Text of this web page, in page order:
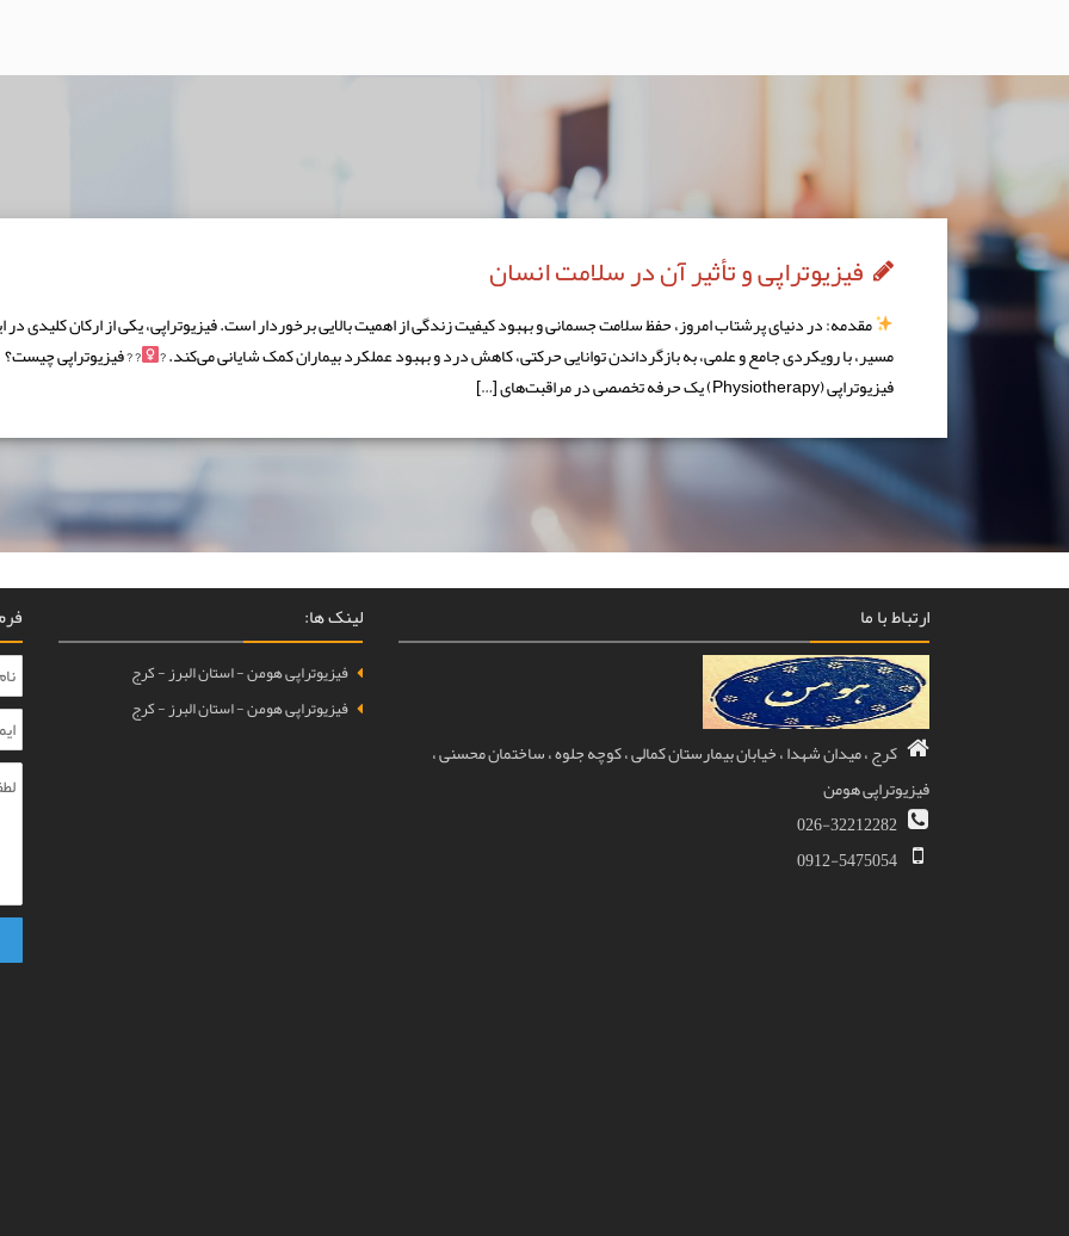
فیزیوتراپی و تأثیر آن در سلامت انسان
مقدمه: در دنیای پرشتاب امروز، حفظ سلامت جسمانی و بهبود کیفیت زندگی از اهمیت بالایی برخوردار است. فیزیوتراپی، یکی از ارکان کلیدی در
مسیر، با رویکردی جامع و علمی، به بازگرداندن توانایی حرکتی، کاهش درد و بهبود عملکرد بیماران کمک شایانی می‌کند. ?‍ ? ? فیزیوتراپی چیست؟
فیزیوتراپی (Physiotherapy) یک حرفه تخصصی در مراقبت‌های […]
ارتباط با ما
کرج ، میدان شهدا ، خیابان بیمارستان کمالی ، کوچه جلوه ، ساختمان محسنی ،
فیزیوتراپی هومن
026-32212282
0912-5475054
لینک ها:
فیزیوتراپی هومن - استان البرز - کرج
فیزیوتراپی هومن - استان البرز - کرج